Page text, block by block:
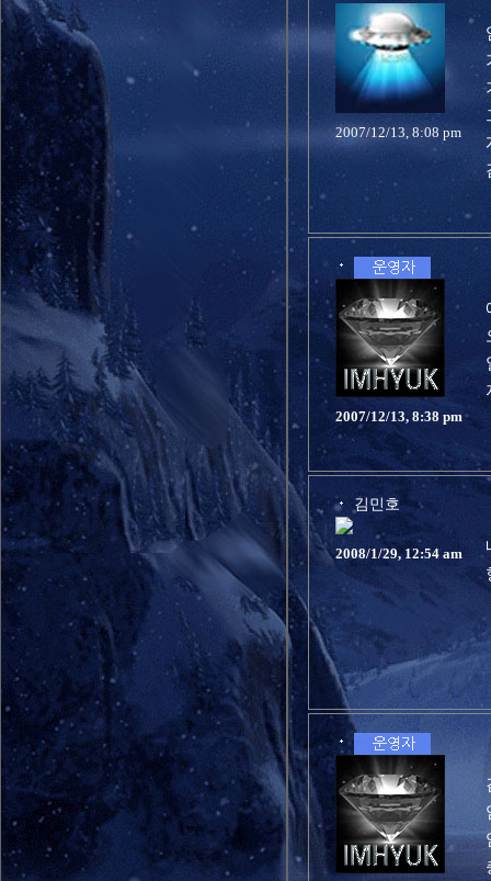
2007/12/13, 8:08 pm
2007/12/13, 8:38 pm
김민호
2008/1/29, 12:54 am